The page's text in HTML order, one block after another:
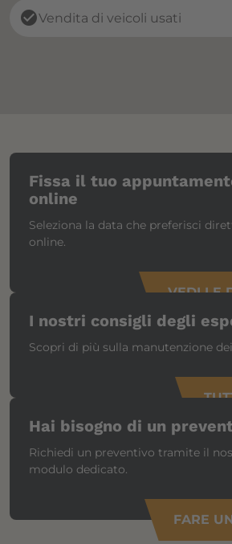
check_circleVendita di veicoli usati
Fissa il tuo
online
Seleziona la data che preferisci
online.
VEDI LE
I nostri consigli degli
Scopri di più sulla manutenzione
Hai bisogno di un
Richiedi un preventivo tramite il
modulo dedicato.
FARE